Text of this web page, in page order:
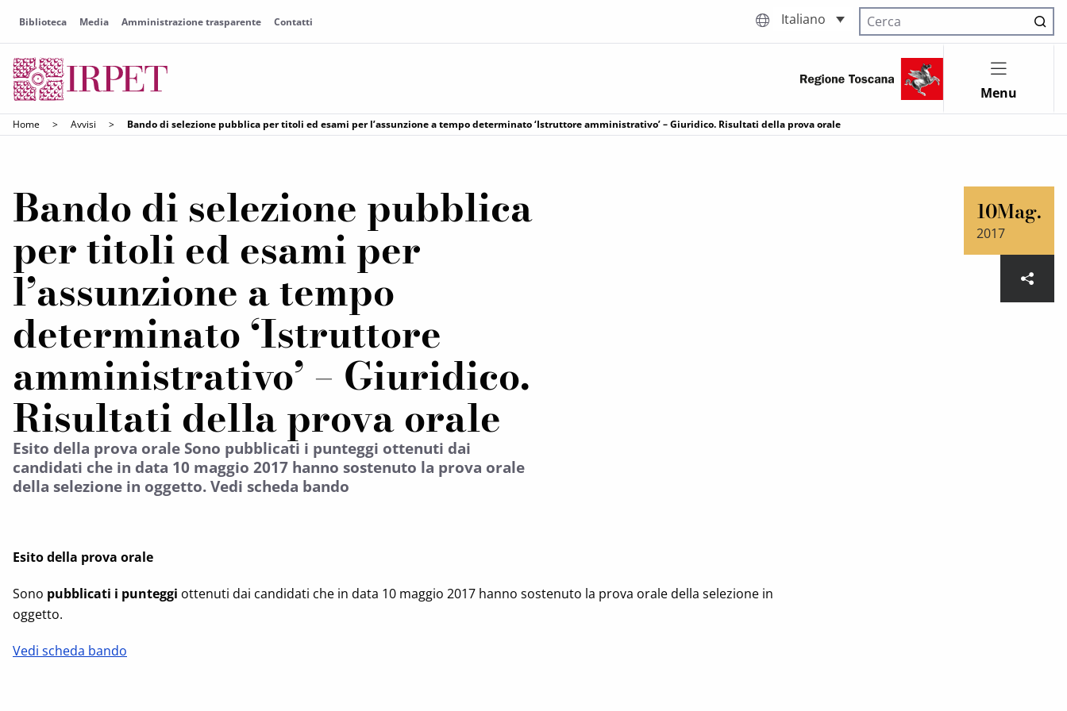
Biblioteca Media Amministrazione trasparente Contatti Italiano
Cerca nel sito
Menu
Home > Avvisi > Bando di selezione pubblica per titoli ed esami per l’assunzione a tempo determinato ‘Istruttore amministrativo’ – Giuridico. Risultati della prova orale
Bando di selezione pubblica
per titoli ed esami per
l’assunzione a tempo
determinato ‘Istruttore
amministrativo’ – Giuridico.
Risultati della prova orale
Esito della prova orale Sono pubblicati i punteggi ottenuti dai
candidati che in data 10 maggio 2017 hanno sostenuto la prova orale
della selezione in oggetto. Vedi scheda bando
10Mag.
2017
Esito della prova orale
Sono pubblicati i punteggi ottenuti dai candidati che in data 10 maggio 2017 hanno sostenuto la prova orale della selezione in
oggetto.
Vedi scheda bando